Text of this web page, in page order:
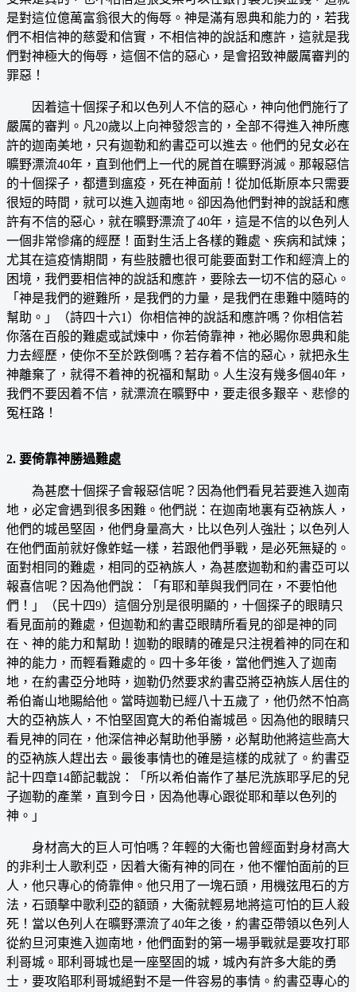
是對這位億萬富翁很大的侮辱。神是滿有恩典和能力的，若我
們不相信神的慈愛和信實，不相信神的說話和應許，這就是我
們對神極大的侮辱，這個不信的惡心，是會招致神嚴厲審判的
罪惡！
因着這十個探子和以色列人不信的惡心，神向他們施行了
嚴厲的審判。凡20歲以上向神發怨言的，全部不得進入神所應
許的迦南美地，只有迦勒和約書亞可以進去。他們的兒女必在
曠野漂流40年，直到他們上一代的屍首在曠野消滅。那報惡信
的十個探子，都遭到瘟疫，死在神面前！從加低斯原本只需要
很短的時間，就可以進入迦南地。卻因為他們對神的說話和應
許有不信的惡心，就在曠野漂流了40年，這是不信的以色列人
一個非常慘痛的經歷！面對生活上各樣的難處、疾病和試煉；
尤其在這疫情期間，有些肢體也很可能要面對工作和經濟上的
困境，我們要相信神的說話和應許，要除去一切不信的惡心。
「神是我們的避難所，是我們的力量，是我們在患難中隨時的
幫助。」（詩四十六1）你相信神的說話和應許嗎？你相信若
你落在百般的難處或試煉中，你若倚靠神，祂必賜你恩典和能
力去經歷，使你不至於跌倒嗎？若存着不信的惡心，就把永生
神離棄了，就得不着神的祝福和幫助。人生沒有幾多個40年，
我們不要因着不信，就漂流在曠野中，要走很多艱辛、悲慘的
冤枉路！
2. 要倚靠神勝過難處
為甚麽十個探子會報惡信呢？因為他們看見若要進入迦南
地，必定會遇到很多困難。他們説：在迦南地裏有亞衲族人，
他們的城邑堅固，他們身量高大，比以色列人強壯；以色列人
在他們面前就好像蚱蜢一樣，若跟他們爭戰，是必死無疑的。
面對相同的難處，相同的亞衲族人，為甚麽迦勒和約書亞可以
報喜信呢？因為他們說：「有耶和華與我們同在，不要怕他
們！」（民十四9）這個分別是很明顯的，十個探子的眼睛只
看見面前的難處，但迦勒和約書亞眼睛所看見的卻是神的同
在、神的能力和幫助！迦勒的眼睛的確是只注視着神的同在和
神的能力，而輕看難處的。四十多年後，當他們進入了迦南
地，在約書亞分地時，迦勒仍然要求約書亞將亞衲族人居住的
希伯崙山地賜給他。當時迦勒已經八十五歲了，他仍然不怕高
大的亞衲族人，不怕堅固寛大的希伯崙城邑。因為他的眼睛只
看見神的同在，他深信神必幫助他爭勝，必幫助他將這些高大
的亞衲族人趕出去。最後事情也的確是這樣的成就了。約書亞
記十四章14節記載說：「所以希伯崙作了基尼洗族耶孚尼的兒
子迦勒的產業，直到今日，因為他專心跟從耶和華以色列的
神。」
身材高大的巨人可怕嗎？年輕的大衞也曾經面對身材高大
的非利士人歌利亞，因着大衞有神的同在，他不懼怕面前的巨
人，他只專心的倚靠伸。他只用了一塊石頭，用機弦甩石的方
法，石頭擊中歌利亞的額頭，大衞就輕易地將這可怕的巨人殺
死！當以色列人在曠野漂流了40年之後，約書亞帶領以色列人
從約旦河東進入迦南地，他們面對的第一場爭戰就是要攻打耶
利哥城。耶利哥城也是一座堅固的城，城內有許多大能的勇
士，要攻陷耶利哥城絕對不是一件容易的事情。約書亞專心的